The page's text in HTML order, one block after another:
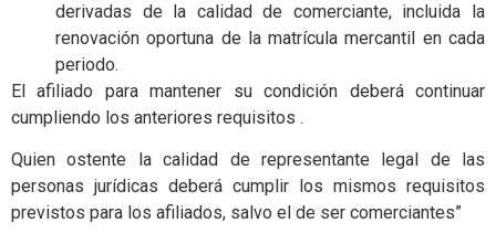
derivadas de la calidad de comerciante, incluida la
renovación oportuna de la matrícula mercantil en cada
periodo.
El afiliado para mantener su condición deberá continuar
cumpliendo los anteriores requisitos .
Quien ostente la calidad de representante legal de las
personas jurídicas deberá cumplir los mismos requisitos
previstos para los afiliados, salvo el de ser comerciantes”